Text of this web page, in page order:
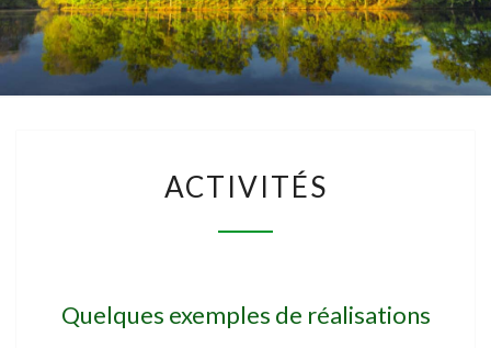
Association
Loi 1901
ACTIVITÉS
Quelques exemples de réalisations